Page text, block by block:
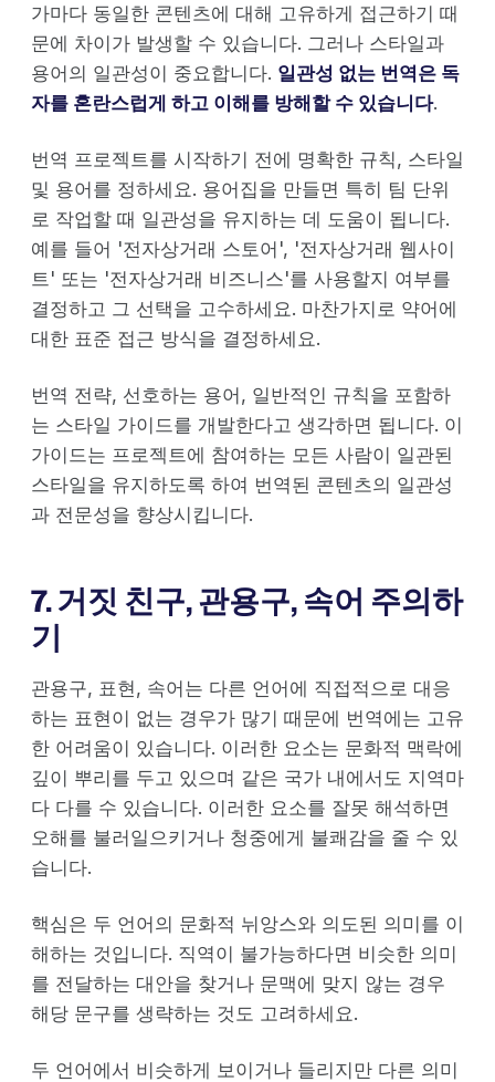
가마다 동일한 콘텐츠에 대해 고유하게 접근하기 때
문에 차이가 발생할 수 있습니다. 그러나 스타일과
용어의 일관성이 중요합니다. 일관성 없는 번역은 독
자를 혼란스럽게 하고 이해를 방해할 수 있습니다.
번역 프로젝트를 시작하기 전에 명확한 규칙, 스타일
및 용어를 정하세요. 용어집을 만들면 특히 팀 단위
로 작업할 때 일관성을 유지하는 데 도움이 됩니다.
예를 들어 '전자상거래 스토어', '전자상거래 웹사이
트' 또는 '전자상거래 비즈니스'를 사용할지 여부를
결정하고 그 선택을 고수하세요. 마찬가지로 약어에
대한 표준 접근 방식을 결정하세요.
번역 전략, 선호하는 용어, 일반적인 규칙을 포함하
는 스타일 가이드를 개발한다고 생각하면 됩니다. 이
가이드는 프로젝트에 참여하는 모든 사람이 일관된
스타일을 유지하도록 하여 번역된 콘텐츠의 일관성
과 전문성을 향상시킵니다.
7. 거짓 친구, 관용구, 속어 주의하
기
관용구, 표현, 속어는 다른 언어에 직접적으로 대응
하는 표현이 없는 경우가 많기 때문에 번역에는 고유
한 어려움이 있습니다. 이러한 요소는 문화적 맥락에
깊이 뿌리를 두고 있으며 같은 국가 내에서도 지역마
다 다를 수 있습니다. 이러한 요소를 잘못 해석하면
오해를 불러일으키거나 청중에게 불쾌감을 줄 수 있
습니다.
핵심은 두 언어의 문화적 뉘앙스와 의도된 의미를 이
해하는 것입니다. 직역이 불가능하다면 비슷한 의미
를 전달하는 대안을 찾거나 문맥에 맞지 않는 경우
해당 문구를 생략하는 것도 고려하세요.
두 언어에서 비슷하게 보이거나 들리지만 다른 의미